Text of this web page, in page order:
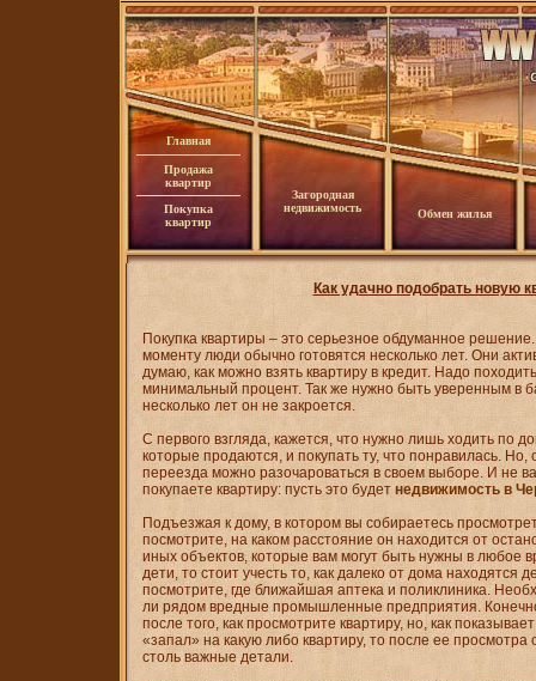
Главная
Продажа
квартир
Покупка
квартир
Загородная
недвижимость
Обмен жилья
Как удачно подобрать новую
Покупка квартиры – это серьезное обдуманное
моменту люди обычно готовятся несколько лет. Они
думаю, как можно взять квартиру в кредит. Надо
минимальный процент. Так же нужно быть уверенным в
несколько лет он не закроется.
С первого взгляда, кажется, что нужно лишь ходить по
которые продаются, и покупать ту, что понравилась. Но,
переезда можно разочароваться в своем выборе. И не
покупаете квартиру: пусть это будет недвижимость в
Подъезжая к дому, в котором вы собираетесь
посмотрите, на каком расстояние он находится от
иных объектов, которые вам могут быть нужны в любое
дети, то стоит учесть то, как далеко от дома находятся
посмотрите, где ближайшая аптека и поликлиника.
ли рядом вредные промышленные предприятия.
после того, как просмотрите квартиру, но, как
«запал» на какую либо квартиру, то после ее
столь важные детали.